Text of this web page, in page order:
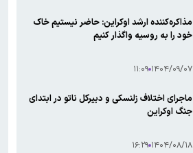
مذاکره‌کننده ارشد اوکراین: حاضر نیستیم خاک
خود را به روسیه واگذار کنیم
۱۴۰۴/۰۹/۰۷ ۱۱:۰۹
ماجرای اختلاف زلنسکی و دبیرکل ناتو در ابتدای
جنگ اوکراین
۱۴۰۴/۰۸/۱۸ ۱۶:۲۹